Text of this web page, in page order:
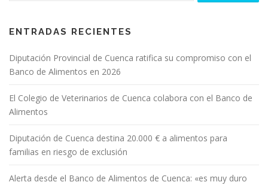
ENTRADAS RECIENTES
Diputación Provincial de Cuenca ratifica su compromiso con el
Banco de Alimentos en 2026
El Colegio de Veterinarios de Cuenca colabora con el Banco de
Alimentos
Diputación de Cuenca destina 20.000 € a alimentos para
familias en riesgo de exclusión
Alerta desde el Banco de Alimentos de Cuenca: «es muy duro